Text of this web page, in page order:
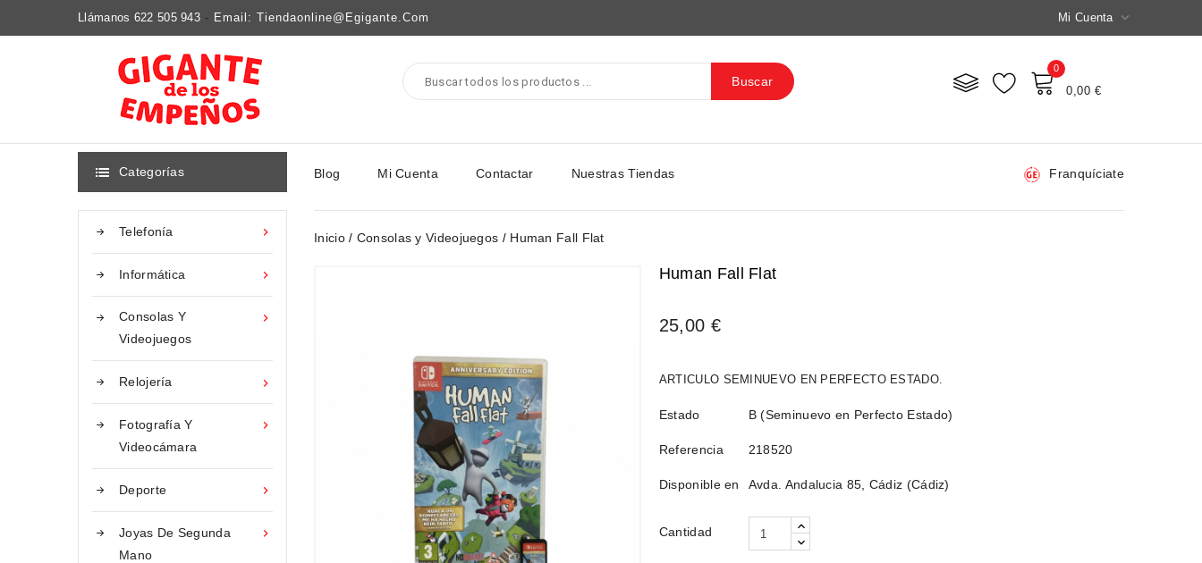
Llámanos 622 505 943 - Email: Tiendaonline@egigante.com Mi Cuenta 
0
0,00 €
Buscar
 Categorías

Telefonía

Informática

Consolas Y
Videojuegos

Relojería

Fotografía Y
Videocámara

Deporte

Joyas De Segunda
Mano
Blog Mi Cuenta Contactar Nuestras Tiendas Franquíciate
Inicio Consolas y Videojuegos Human Fall Flat
Human Fall Flat
25,00 €
ARTICULO SEMINUEVO EN PERFECTO ESTADO.
Estado B (Seminuevo en Perfecto Estado)
Referencia 218520
Disponible en Avda. Andalucia 85, Cádiz (Cádiz)
Cantidad